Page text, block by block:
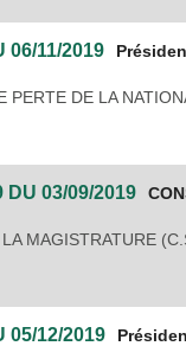
06/11/2019
PERTE DE LA
DU 03/09/2019
MAGISTRATURE
05/12/2019